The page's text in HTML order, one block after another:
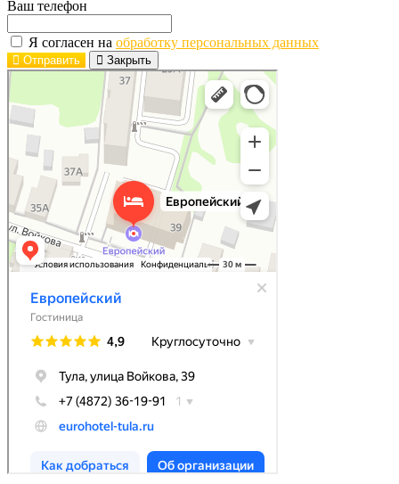
Ваш телефон
Я согласен на обработку персональных данных
Отправить Закрыть